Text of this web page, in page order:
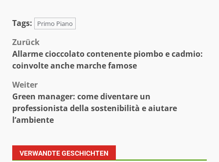
Tags: Primo Piano
Beitragsnavigation
Zurück
Allarme cioccolato contenente piombo e cadmio:
coinvolte anche marche famose
Weiter
Green manager: come diventare un
professionista della sostenibilità e aiutare
l’ambiente
VERWANDTE GESCHICHTEN